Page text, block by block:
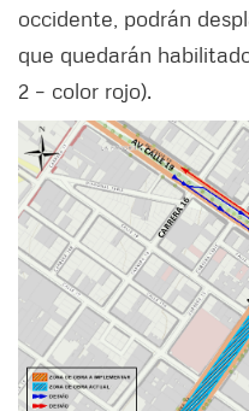
occidente, podrán
que quedarán
2 – color rojo).